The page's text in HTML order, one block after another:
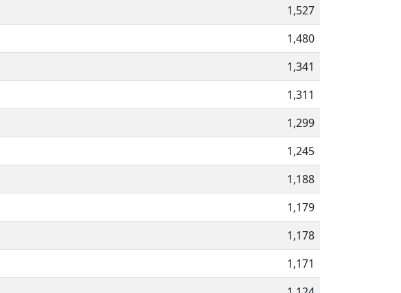
1,527
1,480
1,341
1,311
1,299
1,245
1,188
1,179
1,178
1,171